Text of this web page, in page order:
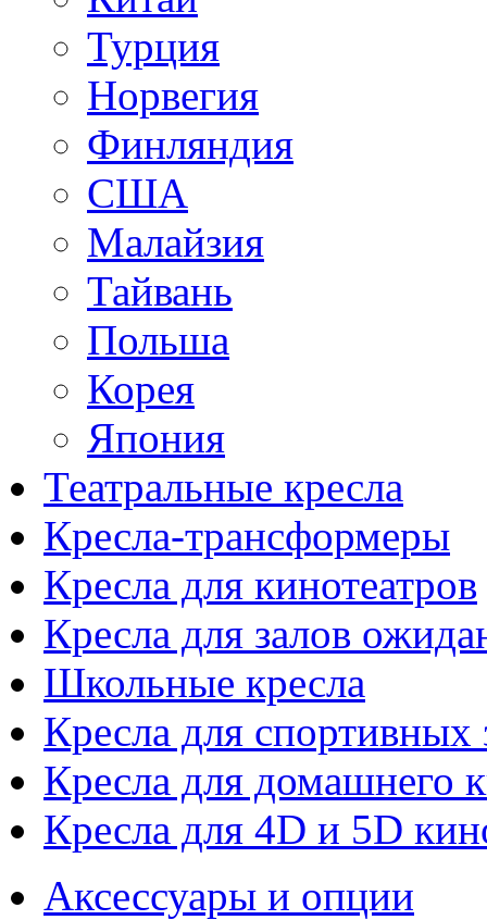
Турция
Норвегия
Финляндия
США
Малайзия
Тайвань
Польша
Корея
Япония
Театральные кресла
Кресла-трансформеры
Кресла для кинотеатров
Кресла для залов
Школьные кресла
Кресла для спортивных
Кресла для домашнего
Кресла для 4D и 5D
Аксессуары и опции